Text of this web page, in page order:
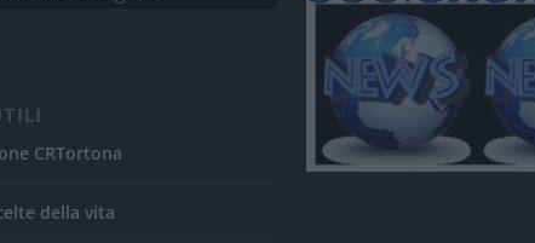
CRTortona
della vita